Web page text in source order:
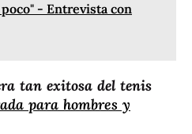
- Entrevista con
tan exitosa del tenis
para hombres y